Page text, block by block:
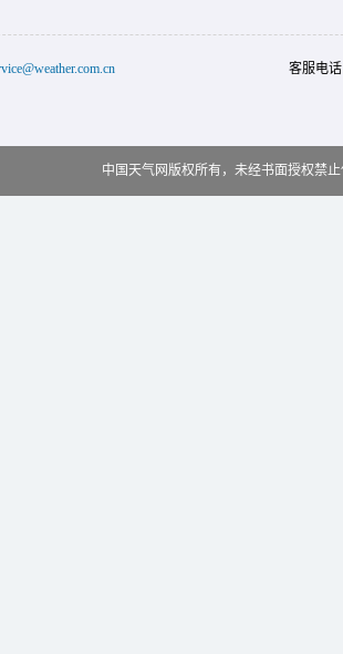
客服电
中国天气网版权所有，未经书面授权